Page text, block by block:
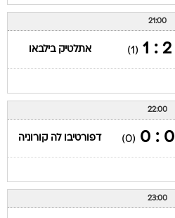
21:00
2 : 1
(1) אתלטיק בילבאו
22:00
0 : 0
(0) דפורטיבו לה קורוניה
23:00